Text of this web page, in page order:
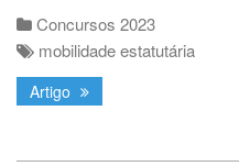
Concursos 2023
mobilidade estatutária
Artigo